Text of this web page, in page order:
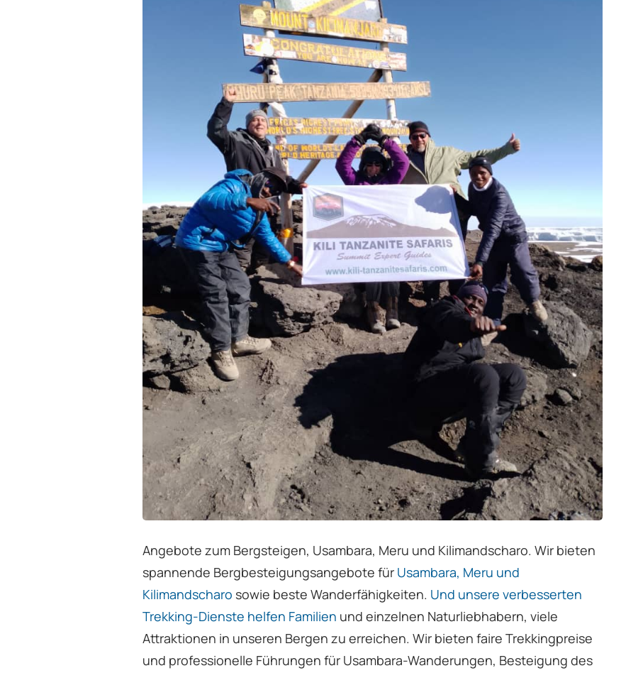
Angebote zum Bergsteigen, Usambara, Meru und Kilimandscharo. Wir bieten
spannende Bergbesteigungsangebote für Usambara, Meru und
Kilimandscharo sowie beste Wanderfähigkeiten. Und unsere verbesserten
Trekking-Dienste helfen Familien und einzelnen Naturliebhabern, viele
Attraktionen in unseren Bergen zu erreichen. Wir bieten faire Trekkingpreise
und professionelle Führungen für Usambara-Wanderungen, Besteigung des